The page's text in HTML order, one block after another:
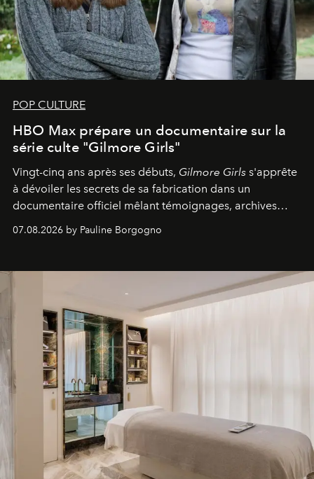
POP CULTURE
HBO Max prépare un documentaire sur la
série culte "Gilmore Girls"
Vingt-cinq ans après ses débuts, Gilmore Girls s'apprête
à dévoiler les secrets de sa fabrication dans un
documentaire officiel mêlant témoignages, archives
inédites et plongée dans les coulisses d'un phénomène
générationnel.
07.08.2026 by Pauline Borgogno